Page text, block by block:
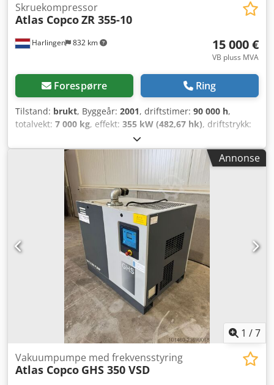
Harlingen 832 km
Skruekompressor
Atlas CopcoZR 355-10
15 000 €
VB pluss MVA
Forespørre Ring
Tilstand: brukt, Byggeår: 2001, driftstimer: 90 000 h,
totalvekt: 7 000 kg, effekt: 355 kW (482,67 hk), driftstrykk:
10 stang
fungerende oljefri kompressor, også egnet til reservedeler
(motor, kompressorenhet, kjølere) Djdpfx Aksxbdppehsck
Annonse
1 /7
Vakuumpumpe med frekvensstyring
Atlas Copco GHS 350 VSD